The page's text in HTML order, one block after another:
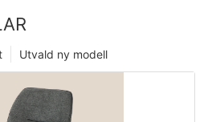
Utvald ny modell